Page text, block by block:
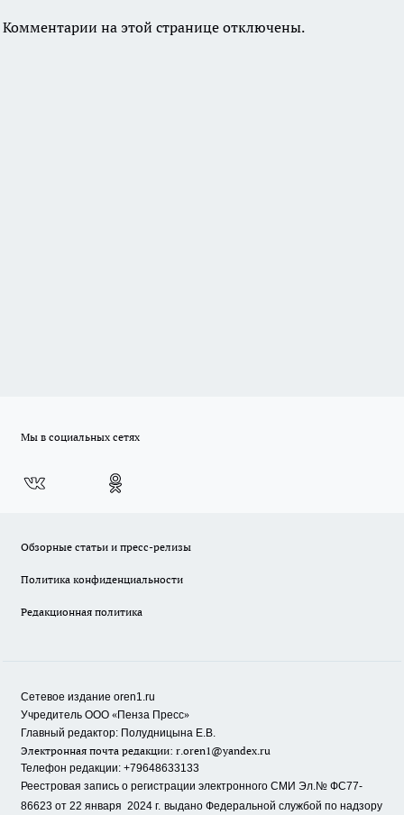
Комментарии на этой странице отключены.
Мы в социальных сетях
Обзорные статьи и пресс-релизы
Политика конфиденциальности
Редакционная политика
Сетевое издание oren1.ru
Учредитель ООО «Пенза Пресс»
Главный редактор: Полудницына Е.В.
Электронная почта редакции: r.oren1@yandex.ru
Телефон редакции: +79648633133
Реестровая запись о регистрации электронного СМИ Эл.№ ФС77-
86623 от 22 января 2024 г. выдано Федеральной службой по надзору